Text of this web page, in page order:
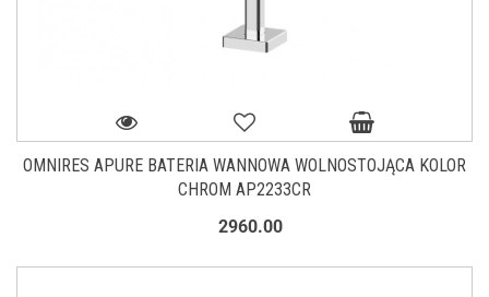
OMNIRES APURE BATERIA WANNOWA WOLNOSTOJĄCA KOLOR
CHROM AP2233CR
2960.00